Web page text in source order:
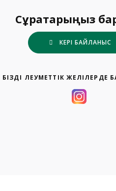
Сұрақтарыңыз
КЕРІ БАЙЛАНЫС
БІЗДІ ӘЛЕУМЕТТІК ЖЕЛІЛЕРДЕ